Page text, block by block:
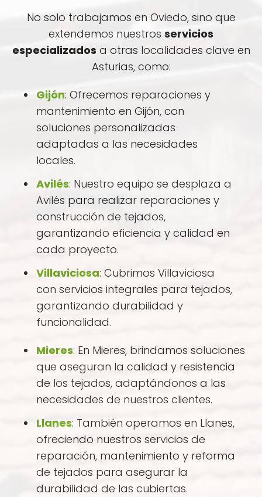
No solo trabajamos en Oviedo, sino que
extendemos nuestros servicios
especializados a otras localidades clave en
Asturias, como:
Gijón: Ofrecemos reparaciones y
mantenimiento en Gijón, con
soluciones personalizadas
adaptadas a las necesidades
locales.
Avilés: Nuestro equipo se desplaza a
Avilés para realizar reparaciones y
construcción de tejados,
garantizando eficiencia y calidad en
cada proyecto.
Villaviciosa: Cubrimos Villaviciosa
con servicios integrales para tejados,
garantizando durabilidad y
funcionalidad.
Mieres: En Mieres, brindamos soluciones
que aseguran la calidad y resistencia
de los tejados, adaptándonos a las
necesidades de nuestros clientes.
Llanes: También operamos en Llanes,
ofreciendo nuestros servicios de
reparación, mantenimiento y reforma
de tejados para asegurar la
durabilidad de las cubiertas.